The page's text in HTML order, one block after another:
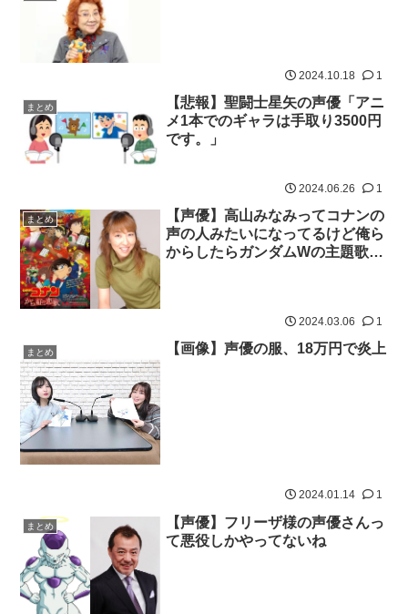
2024.10.18 1
まとめ
【悲報】聖闘士星矢の声優「アニ
メ1本でのギャラは手取り3500円
です。」
2024.06.26 1
まとめ
【声優】高山みなみってコナンの
声の人みたいになってるけど俺ら
からしたらガンダムWの主題歌の
2024.03.06 1
まとめ 【画像】声優の服、18万円で炎上
2024.01.14 1
まとめ
【声優】フリーザ様の声優さんっ
て悪役しかやってないね